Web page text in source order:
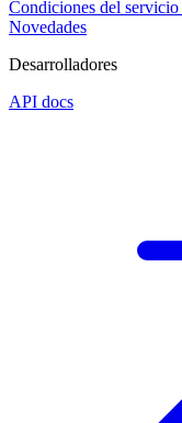
Condiciones del servicio
Novedades
Desarrolladores
API docs